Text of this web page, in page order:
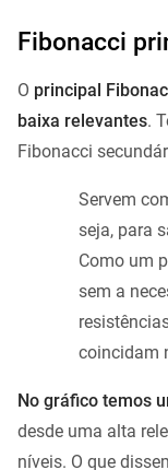
Fibonacci
O principal
baixa relevantes.
Fibonacci
Servem
seja, para
Como um
sem a
coincidam
No gráfico temos
desde uma alta
níveis. O que